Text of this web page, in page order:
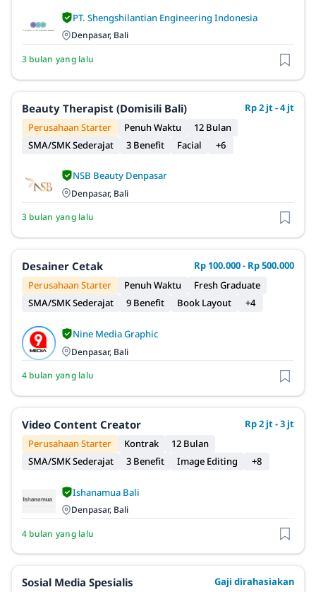
PT. Shengshilantian Engineering Indonesia
Denpasar, Bali
3 bulan yang lalu
Beauty Therapist (Domisili Bali)
Rp 2 jt - 4 jt
Perusahaan Starter
Penuh Waktu
12 Bulan
SMA/SMK Sederajat
3 Benefit Facial +6
NSB Beauty Denpasar
Denpasar, Bali
3 bulan yang lalu
Desainer Cetak
Rp 100.000 - Rp 500.000
Perusahaan Starter
Penuh Waktu
Fresh Graduate
SMA/SMK Sederajat
9 Benefit Book Layout +4
Nine Media Graphic
Denpasar, Bali
4 bulan yang lalu
Video Content Creator
Rp 2 jt - 3 jt
Perusahaan Starter
Kontrak
12 Bulan
SMA/SMK Sederajat
3 Benefit Image Editing +8
Ishanamua Bali
Denpasar, Bali
4 bulan yang lalu
Sosial Media Spesialis Gaji dirahasiakan